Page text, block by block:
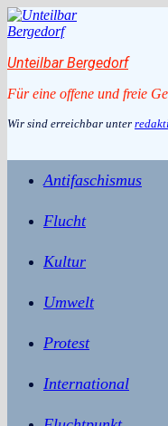
Zum
Inhalt
Unteilbar Bergedorf
Für eine offene und freie
Wir sind erreichbar unter
Antifaschismus
Flucht
Kultur
Umwelt
Protest
International